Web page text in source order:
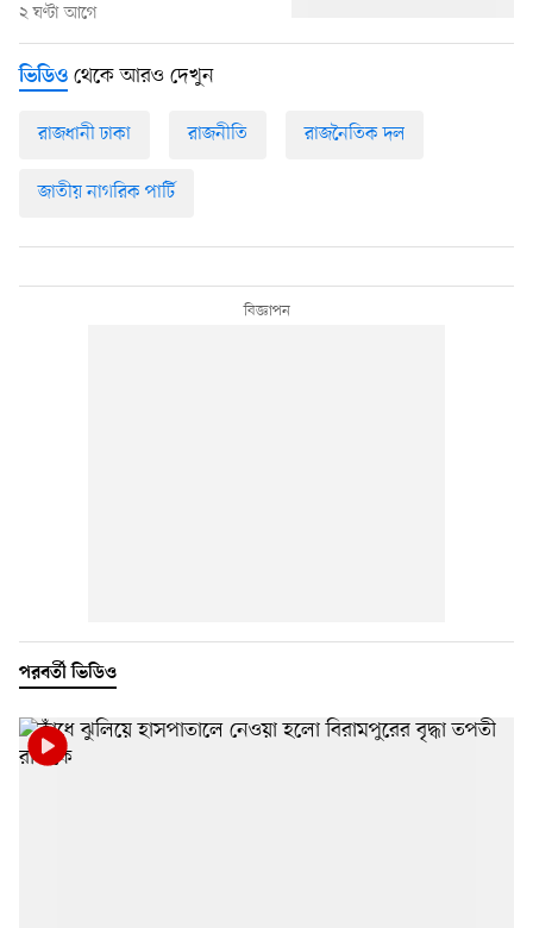
২ ঘণ্টা আগে
ভিডিও থেকে আরও দেখুন
রাজধানী ঢাকা রাজনীতি রাজনৈতিক দল
জাতীয় নাগরিক পার্টি
পরবর্তী ভিডিও